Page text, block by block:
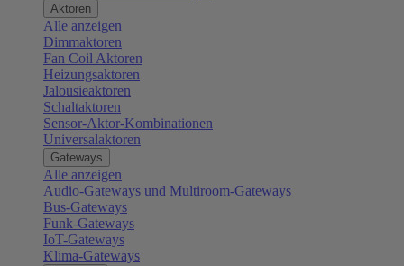
Aktoren
Alle anzeigen
Dimmaktoren
Fan Coil Aktoren
Heizungsaktoren
Jalousieaktoren
Schaltaktoren
Sensor-Aktor-Kombinationen
Universalaktoren
Gateways
Alle anzeigen
Audio-Gateways und Multiroom-Gateways
Bus-Gateways
Funk-Gateways
IoT-Gateways
Klima-Gateways